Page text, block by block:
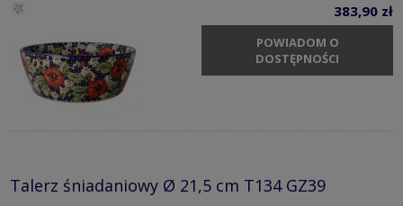
383,90 zł
POWIADOM O
DOSTĘPNOŚCI
Talerz śniadaniowy Ø 21,5 cm T134 GZ39